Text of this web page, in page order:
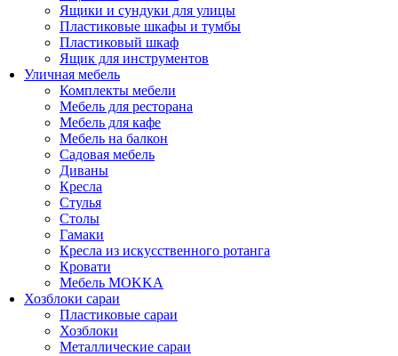
Ящики и сундуки для улицы
Пластиковые шкафы и тумбы
Пластиковый шкаф
Ящик для инструментов
Уличная мебель
Комплекты мебели
Мебель для ресторана
Мебель для кафе
Мебель на балкон
Садовая мебель
Диваны
Кресла
Стулья
Столы
Гамаки
Кресла из искусственного ротанга
Кровати
Мебель MOKKA
Хозблоки сараи
Пластиковые сараи
Хозблоки
Металлические сараи